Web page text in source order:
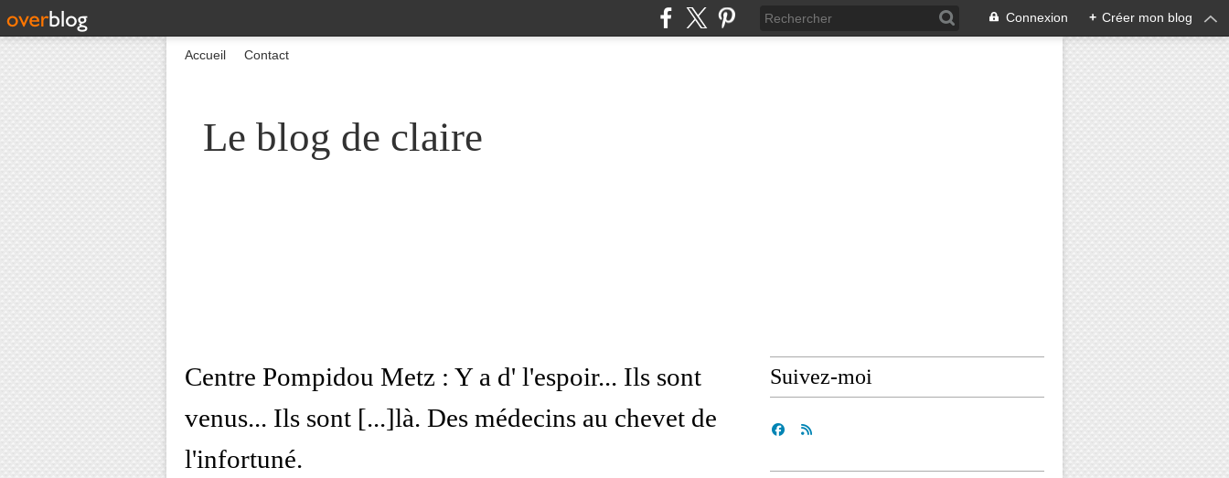
Connexion + Créer mon blog
Le blog de claire
Accueil Contact
Centre Pompidou Metz : Y a d' l'espoir... Ils sont
venus... Ils sont [...]là. Des médecins au chevet de
l'infortuné.
Suivez-moi